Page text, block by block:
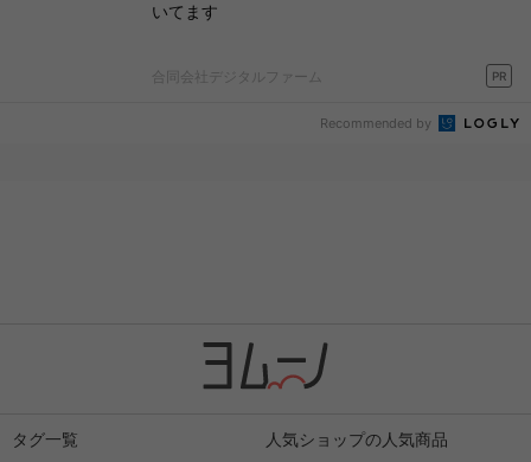
いてます
合同会社デジタルファーム PR
Recommended by
タグ一覧 人気ショップの人気商品